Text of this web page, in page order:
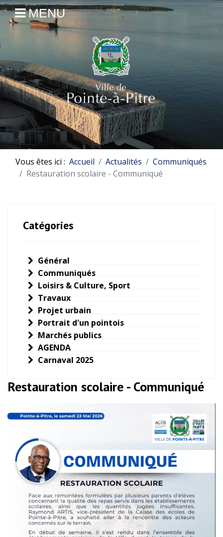
MENU
Vous êtes ici : Accueil Actualités
Communiqués
Restauration scolaire - Communiqué
Catégories
Général
Communiqués
Loisirs & Culture, Sport
Travaux
Projet urbain
Portrait d'un pointois
Marchés publics
AGENDA
Carnaval 2025
Restauration scolaire - Communiqué